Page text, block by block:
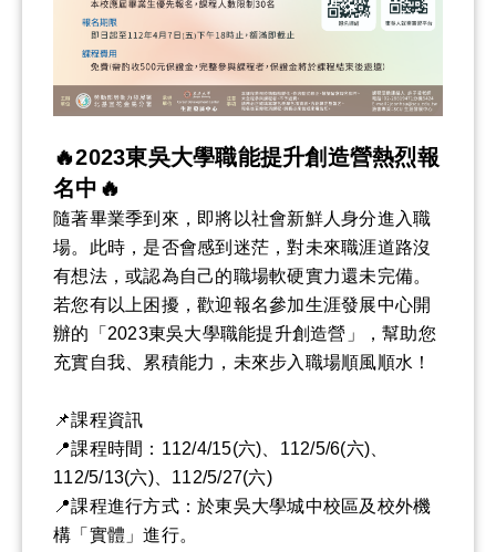
🔥2023東吳大學職能提升創造營熱烈報
名中🔥
隨著畢業季到來，即將以社會新鮮人身分進入職
場。此時，是否會感到迷茫，對未來職涯道路沒
有想法，或認為自己的職場軟硬實力還未完備。
若您有以上困擾，歡迎報名參加生涯發展中心開
辦的「2023東吳大學職能提升創造營」，幫助您
充實自我、累積能力，未來步入職場順風順水！
📌課程資訊
📍課程時間：112/4/15(六)、112/5/6(六)、
112/5/13(六)、112/5/27(六)
📍課程進行方式：於東吳大學城中校區及校外機
構「實體」進行。